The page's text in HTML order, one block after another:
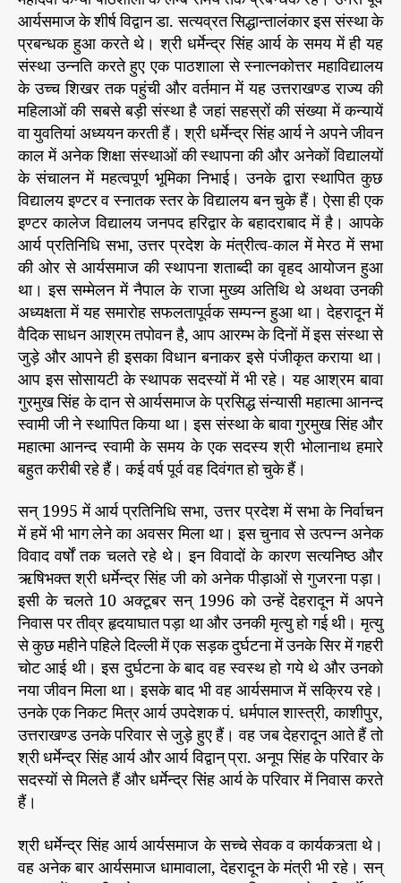
आर्यसमाज के शीर्ष विद्वान डा. सत्यव्रत सिद्धान्तालंकार इस संस्था के
प्रबन्धक हुआ करते थे। श्री धर्मेन्द्र सिंह आर्य के समय में ही यह
संस्था उन्नति करते हुए एक पाठशाला से स्नात्नकोत्तर महाविद्यालय
के उच्च शिखर तक पहुंची और वर्तमान में यह उत्तराखण्ड राज्य की
महिलाओं की सबसे बड़ी संस्था है जहां सहस्रों की संख्या में कन्यायें
वा युवतियां अध्ययन करती हैं। श्री धर्मेन्द्र सिंह आर्य ने अपने जीवन
काल में अनेक शिक्षा संस्थाओं की स्थापना की और अनेकों विद्यालयों
के संचालन में महत्वपूर्ण भूमिका निभाई। उनके द्वारा स्थापित कुछ
विद्यालय इण्टर व स्नातक स्तर के विद्यालय बन चुके हैं। ऐसा ही एक
इण्टर कालेज विद्यालय जनपद हरिद्वार के बहादराबाद में है। आपके
आर्य प्रतिनिधि सभा, उत्तर प्रदेश के मंत्रीत्व-काल में मेरठ में सभा
की ओर से आर्यसमाज की स्थापना शताब्दी का वृहद आयोजन हुआ
था। इस सम्मेलन में नैपाल के राजा मुख्य अतिथि थे अथवा उनकी
अध्यक्षता में यह समारोह सफलतापूर्वक सम्पन्न हुआ था। देहरादून में
वैदिक साधन आश्रम तपोवन है, आप आरम्भ के दिनों में इस संस्था से
जुड़े और आपने ही इसका विधान बनाकर इसे पंजीकृत कराया था।
आप इस सोसायटी के स्थापक सदस्यों में भी रहे। यह आश्रम बावा
गुरमुख सिंह के दान से आर्यसमाज के प्रसिद्ध संन्यासी महात्मा आनन्द
स्वामी जी ने स्थापित किया था। इस संस्था के बावा गुरमुख सिंह और
महात्मा आनन्द स्वामी के समय के एक सदस्य श्री भोलानाथ हमारे
बहुत करीबी रहे हैं। कई वर्ष पूर्व वह दिवंगत हो चुके हैं।
सन् 1995 में आर्य प्रतिनिधि सभा, उत्तर प्रदेश में सभा के निर्वाचन
में हमें भी भाग लेने का अवसर मिला था। इस चुनाव से उत्पन्न अनेक
विवाद वर्षों तक चलते रहे थे। इन विवादों के कारण सत्यनिष्ठ और
ऋषिभक्त श्री धर्मेन्द्र सिंह जी को अनेक पीड़ाओं से गुजरना पड़ा।
इसी के चलते 10 अक्टूबर सन् 1996 को उन्हें देहरादून में अपने
निवास पर तीव्र हृदयाघात पड़ा था और उनकी मृत्यु हो गई थी। मृत्यु
से कुछ महीने पहिले दिल्ली में एक सड़क दुर्घटना में उनके सिर में गहरी
चोट आई थी। इस दुर्घटना के बाद वह स्वस्थ हो गये थे और उनको
नया जीवन मिला था। इसके बाद भी वह आर्यसमाज में सक्रिय रहे।
उनके एक निकट मित्र आर्य उपदेशक पं. धर्मपाल शास्त्री, काशीपुर,
उत्तराखण्ड उनके परिवार से जुड़े हुए हैं। वह जब देहरादून आते हैं तो
श्री धर्मेन्द्र सिंह आर्य और आर्य विद्वान् प्रा. अनूप सिंह के परिवार के
सदस्यों से मिलते हैं और धर्मेन्द्र सिंह आर्य के परिवार में निवास करते
हैं।
श्री धर्मेन्द्र सिंह आर्य आर्यसमाज के सच्चे सेवक व कार्यकत्र्ता थे।
वह अनेक बार आर्यसमाज धामावाला, देहरादून के मंत्री भी रहे। सन्